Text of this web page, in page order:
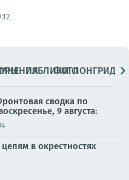
МНЕНИЯПАБЛИКИ
ФОТОЛОНГРИДЫ
сводка по
9 августа:
в окрестностях